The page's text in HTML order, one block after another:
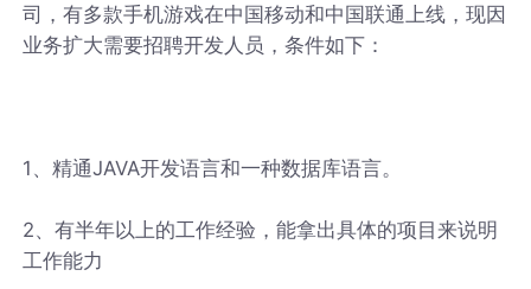
司，有多款手机游戏在中国移动和中国联通上线，现因
业务扩大需要招聘开发人员，条件如下：
1、精通JAVA开发语言和一种数据库语言。
2、有半年以上的工作经验，能拿出具体的项目来说明
工作能力